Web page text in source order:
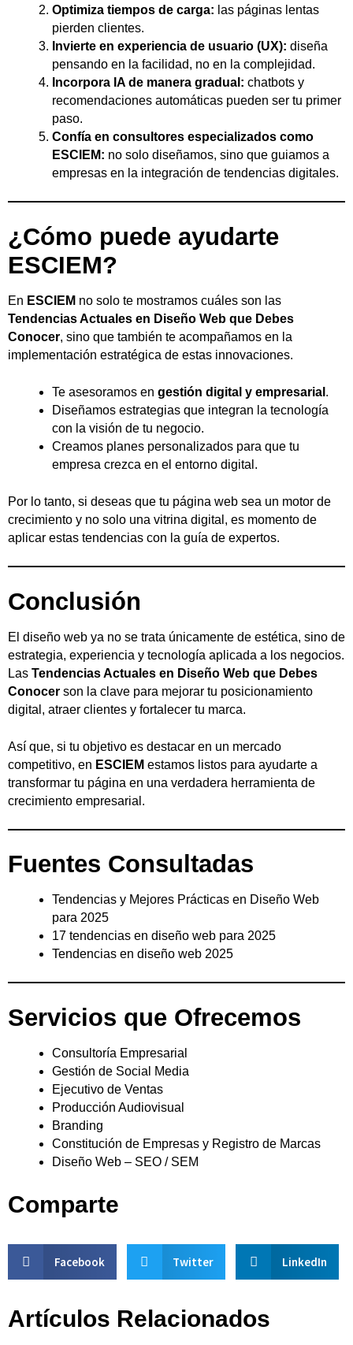
Optimiza tiempos de carga: las páginas lentas
pierden clientes.
Invierte en experiencia de usuario (UX): diseña
pensando en la facilidad, no en la complejidad.
Incorpora IA de manera gradual: chatbots y
recomendaciones automáticas pueden ser tu primer
paso.
Confía en consultores especializados como
ESCIEM: no solo diseñamos, sino que guiamos a
empresas en la integración de tendencias digitales.
¿Cómo puede ayudarte
ESCIEM?
En ESCIEM no solo te mostramos cuáles son las
Tendencias Actuales en Diseño Web que Debes
Conocer, sino que también te acompañamos en la
implementación estratégica de estas innovaciones.
Te asesoramos en gestión digital y empresarial .
Diseñamos estrategias que integran la tecnología
con la visión de tu negocio.
Creamos planes personalizados para que tu
empresa crezca en el entorno digital.
Por lo tanto, si deseas que tu página web sea un motor de
crecimiento y no solo una vitrina digital, es momento de
aplicar estas tendencias con la guía de expertos.
Conclusión
El diseño web ya no se trata únicamente de estética, sino de
estrategia, experiencia y tecnología aplicada a los negocios.
Las Tendencias Actuales en Diseño Web que Debes
Conocer son la clave para mejorar tu posicionamiento
digital, atraer clientes y fortalecer tu marca.
Así que, si tu objetivo es destacar en un mercado
competitivo, en ESCIEM estamos listos para ayudarte a
transformar tu página en una verdadera herramienta de
crecimiento empresarial.
Fuentes Consultadas
Tendencias y Mejores Prácticas en Diseño Web
para 2025
17 tendencias en diseño web para 2025
Tendencias en diseño web 2025
Servicios que Ofrecemos
Consultoría Empresarial
Gestión de Social Media
Ejecutivo de Ventas
Producción Audiovisual
Branding
Constitución de Empresas y Registro de Marcas
Diseño Web – SEO / SEM
Comparte
Facebook Twitter LinkedIn
Artículos Relacionados